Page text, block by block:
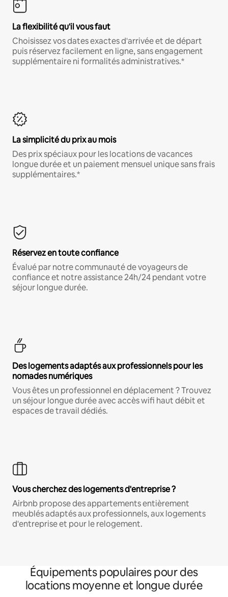
La flexibilité qu'il vous faut
Choisissez vos dates exactes d'arrivée et de départ
puis réservez facilement en ligne, sans engagement
supplémentaire ni formalités administratives.*
La simplicité du prix au mois
Des prix spéciaux pour les locations de vacances
longue durée et un paiement mensuel unique sans frais
supplémentaires.*
Réservez en toute confiance
Évalué par notre communauté de voyageurs de
confiance et notre assistance 24h/24 pendant votre
séjour longue durée.
Des logements adaptés aux professionnels pour les
nomades numériques
Vous êtes un professionnel en déplacement ? Trouvez
un séjour longue durée avec accès wifi haut débit et
espaces de travail dédiés.
Vous cherchez des logements d'entreprise ?
Airbnb propose des appartements entièrement
meublés adaptés aux professionnels, aux logements
d'entreprise et pour le relogement.
Équipements populaires pour des
locations moyenne et longue durée